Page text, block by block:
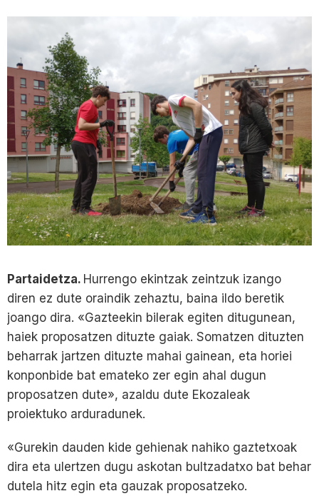
Partaidetza. Hurrengo ekintzak zeintzuk izango
diren ez dute oraindik zehaztu, baina ildo beretik
joango dira. «Gazteekin bilerak egiten ditugunean,
haiek proposatzen dituzte gaiak. Somatzen dituzten
beharrak jartzen dituzte mahai gainean, eta horiei
konponbide bat emateko zer egin ahal dugun
proposatzen dute», azaldu dute Ekozaleak
proiektuko arduradunek.
«Gurekin dauden kide gehienak nahiko gaztetxoak
dira eta ulertzen dugu askotan bultzadatxo bat behar
dutela hitz egin eta gauzak proposatzeko.